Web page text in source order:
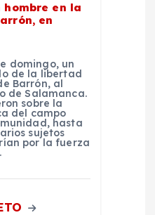
hombre en la
en
domingo, un
de la libertad
Barrón, al
de Salamanca.
sobre la
del campo
hasta
sujetos
por la fuerza